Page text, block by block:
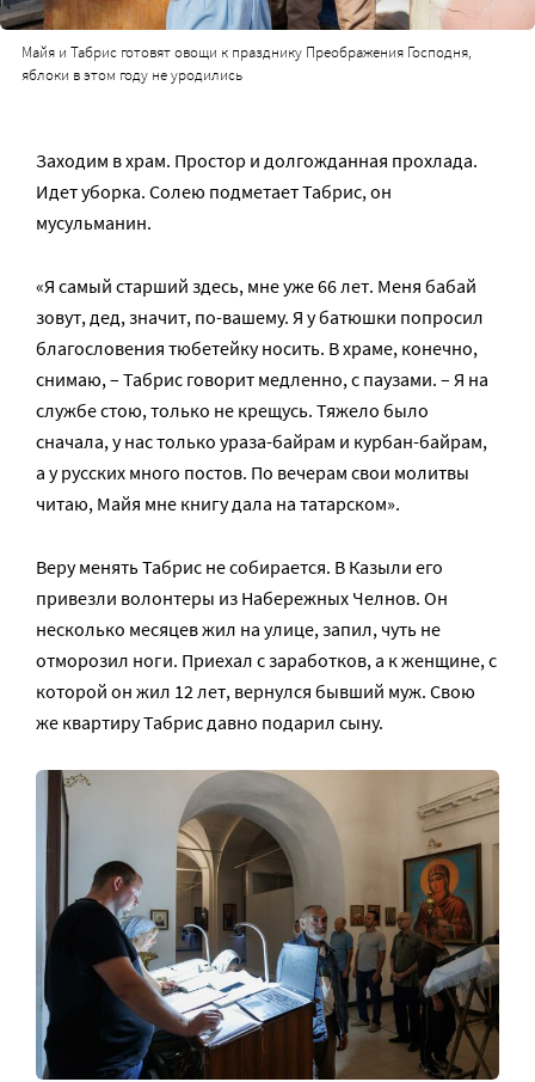
Майя и Табрис готовят овощи к празднику Преображения Господня,
яблоки в этом году не уродились
Заходим в храм. Простор и долгожданная прохлада.
Идет уборка. Солею подметает Табрис, он
мусульманин.
«Я самый старший здесь, мне уже 66 лет. Меня бабай
зовут, дед, значит, по-вашему. Я у батюшки попросил
благословения тюбетейку носить. В храме, конечно,
снимаю, – Табрис говорит медленно, с паузами. – Я на
службе стою, только не крещусь. Тяжело было
сначала, у нас только ураза-байрам и курбан-байрам,
а у русских много постов. По вечерам свои молитвы
читаю, Майя мне книгу дала на татарском».
Веру менять Табрис не собирается. В Казыли его
привезли волонтеры из Набережных Челнов. Он
несколько месяцев жил на улице, запил, чуть не
отморозил ноги. Приехал с заработков, а к женщине, с
которой он жил 12 лет, вернулся бывший муж. Свою
же квартиру Табрис давно подарил сыну.